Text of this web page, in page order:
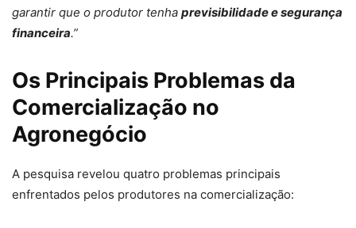
garantir que o produtor tenha previsibilidade e segurança
financeira.”
Os Principais Problemas da
Comercialização no
Agronegócio
A pesquisa revelou quatro problemas principais
enfrentados pelos produtores na comercialização: